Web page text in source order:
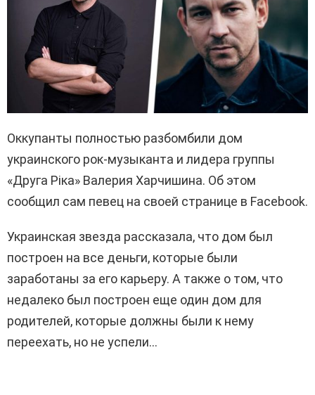
Оккупанты полностью разбомбили дом
украинского рок-музыканта и лидера группы
«Друга Ріка» Валерия Харчишина. Об этом
сообщил сам певец на своей странице в Facebook.
Украинская звезда рассказала, что дом был
построен на все деньги, которые были
заработаны за его карьеру. А также о том, что
недалеко был построен еще один дом для
родителей, которые должны были к нему
переехать, но не успели…